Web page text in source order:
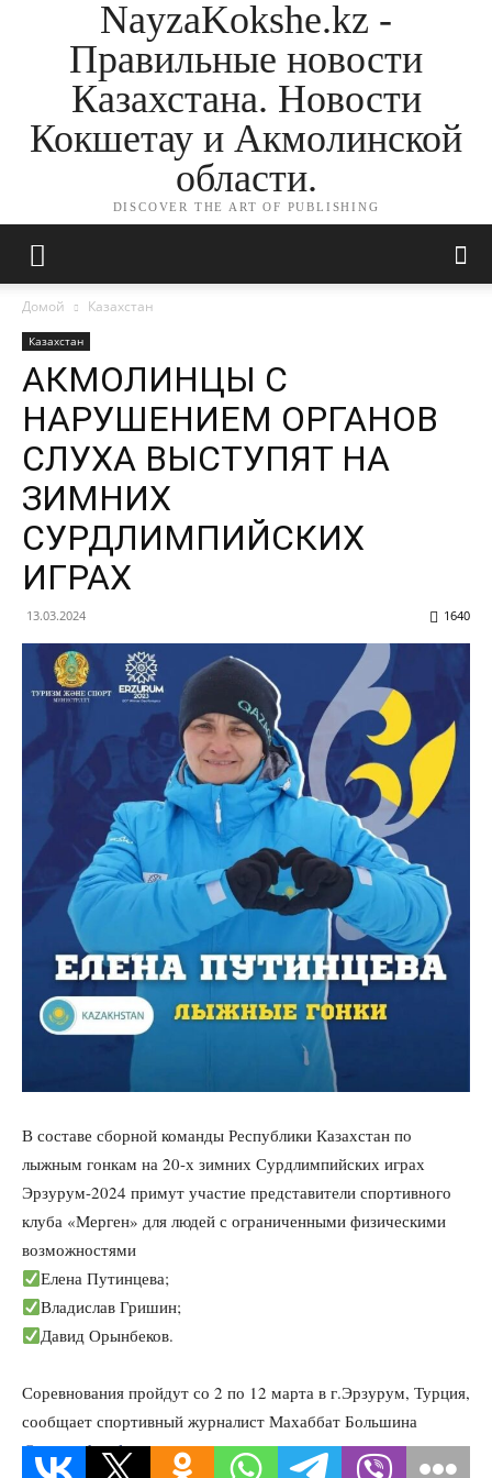
NayzaKokshe.kz -
Правильные новости
Казахстана. Новости
Кокшетау и Акмолинской
области.
DISCOVER THE ART OF PUBLISHING
Домой Казахстан
Казахстан
АКМОЛИНЦЫ С
НАРУШЕНИЕМ ОРГАНОВ
СЛУХА ВЫСТУПЯТ НА
ЗИМНИХ
СУРДЛИМПИЙСКИХ
ИГРАХ
13.03.2024 1640
В составе сборной команды Республики Казахстан по
лыжным гонкам на 20-х зимних Сурдлимпийских играх
Эрзурум-2024 примут участие представители спортивного
клуба «Мерген» для людей с ограниченными физическими
возможностями
Елена Путинцева;
Владислав Гришин;
Давид Орынбеков.
Соревнования пройдут со 2 по 12 марта в г.Эрзурум, Турция,
сообщает спортивный журналист Махаббат Большина
@sport_akmola